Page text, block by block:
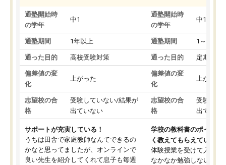
通塾開始時
の学年
中1
通塾期間 1年以上
通った目的 高校受験対策
偏差値の変
化
上がった
志望校の合
格
受験していない/結果が
出ていない
サポートが充実している！
うちは田舎で家庭教師なんてできるの
かなと思ってましたが、オンラインで
良い先生を紹介してくれて息子も毎週
通塾開始時
の学年
中1
通塾期間 1～3ヵ月
通った目的 定期テス
偏差値の変
化
上がった
志望校の合
格
受験して
出ていな
学校の教科書のポイント
く教えてもらえている
体験授業を受けて入塾し
なかなか勉強しない息子